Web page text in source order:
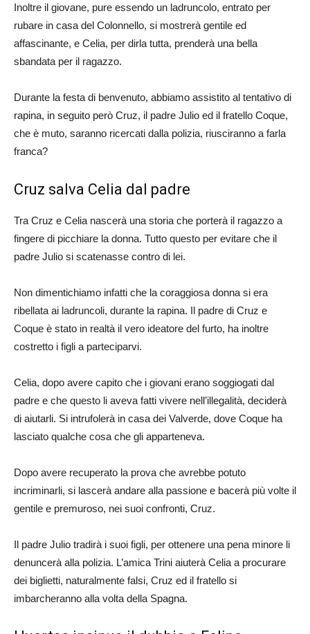
Inoltre il giovane, pure essendo un ladruncolo, entrato per
rubare in casa del Colonnello, si mostrerà gentile ed
affascinante, e Celia, per dirla tutta, prenderà una bella
sbandata per il ragazzo.
Durante la festa di benvenuto, abbiamo assistito al tentativo di
rapina, in seguito però Cruz, il padre Julio ed il fratello Coque,
che è muto, saranno ricercati dalla polizia, riusciranno a farla
franca?
Cruz salva Celia dal padre
Tra Cruz e Celia nascerà una storia che porterà il ragazzo a
fingere di picchiare la donna. Tutto questo per evitare che il
padre Julio si scatenasse contro di lei.
Non dimentichiamo infatti che la coraggiosa donna si era
ribellata ai ladruncoli, durante la rapina. Il padre di Cruz e
Coque è stato in realtà il vero ideatore del furto, ha inoltre
costretto i figli a parteciparvi.
Celia, dopo avere capito che i giovani erano soggiogati dal
padre e che questo li aveva fatti vivere nell’illegalità, deciderà
di aiutarli. Si intrufolerà in casa dei Valverde, dove Coque ha
lasciato qualche cosa che gli apparteneva.
Dopo avere recuperato la prova che avrebbe potuto
incriminarli, si lascerà andare alla passione e bacerà più volte il
gentile e premuroso, nei suoi confronti, Cruz.
Il padre Julio tradirà i suoi figli, per ottenere una pena minore li
denuncerà alla polizia. L’amica Trini aiuterà Celia a procurare
dei biglietti, naturalmente falsi, Cruz ed il fratello si
imbarcheranno alla volta della Spagna.